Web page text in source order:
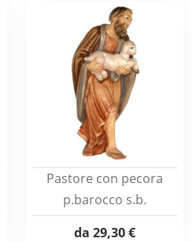
Pastore con pecora
p.barocco s.b.
da 29,30 €